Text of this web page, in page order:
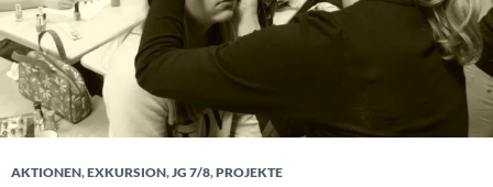
AKTIONEN,EXKURSION,JG 7/8,PROJEKTE